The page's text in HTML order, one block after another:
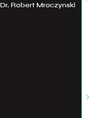
Dr. Robert Mroczynski